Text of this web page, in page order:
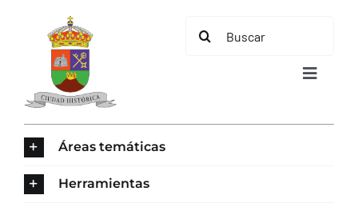
contenido
Buscar:
Toggle
Áreas temáticas
Herramientas